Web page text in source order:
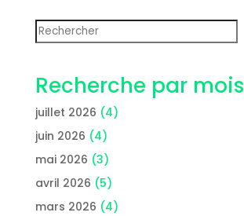
Rechercher
Recherche par mois
juillet 2026 (4)
juin 2026 (4)
mai 2026 (3)
avril 2026 (5)
mars 2026 (4)